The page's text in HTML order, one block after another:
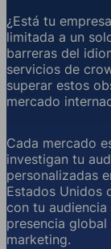
¿Está tu
limitada a un
barreras del
servicios de
superar estos
mercado
Cada mercado
investigan tu
personalizadas
Estados Unidos
con tu
presencia
marketing.